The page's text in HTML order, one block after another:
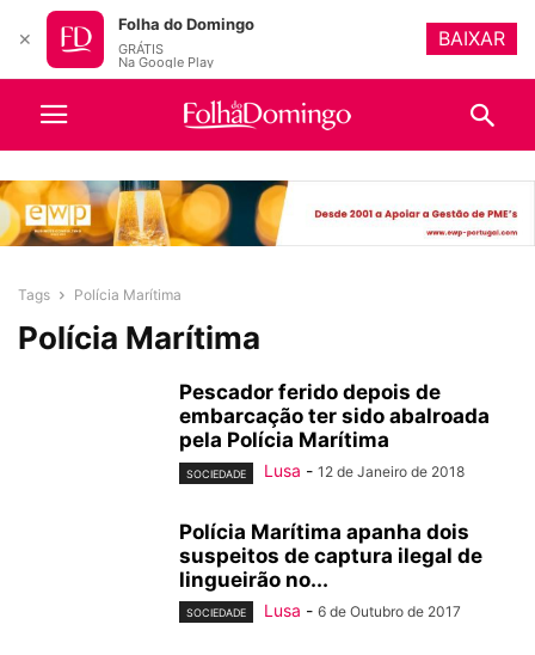
Tags Polícia Marítima
Polícia Marítima
Pescador ferido depois de
embarcação ter sido abalroada
pela Polícia Marítima
SOCIEDADE Lusa - 12 de Janeiro de 2018
Polícia Marítima apanha dois
suspeitos de captura ilegal de
lingueirão no...
SOCIEDADE Lusa - 6 de Outubro de 2017
✕
Folha do Domingo
GRÁTIS
Na Google Play
BAIXAR